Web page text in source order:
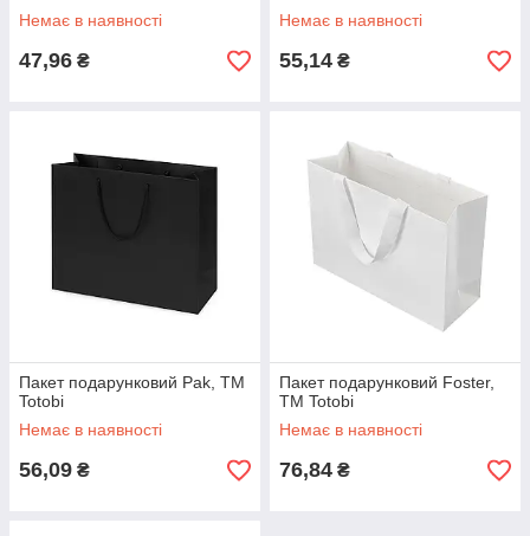
Немає в наявності
47,96 ₴
Немає в наявності
55,14 ₴
Пакет подарунковий Pak, TM
Totobi
Немає в наявності
56,09 ₴
Пакет подарунковий Foster,
TM Totobi
Немає в наявності
76,84 ₴